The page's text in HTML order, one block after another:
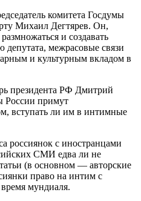
комитета Госдумы
Михаил Дегтярев. Он,
и создавать
межрасовые связи
и культурным вкладом в
президента РФ Дмитрий
России примут
вступать ли им в интимные
россиянок с иностранцами
СМИ едва ли не
(в основном — авторские
право на интим с
мундиаля.